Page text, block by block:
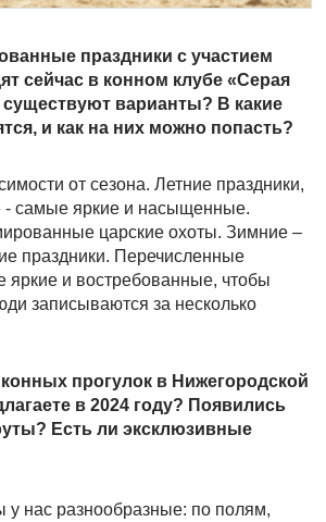
праздники с участием
сейчас в конном клубе «Серая
варианты? В какие
и как на них можно попасть?
от сезона. Летние праздники,
- самые яркие и насыщенные.
царские охоты. Зимние –
праздники. Перечисленные
яркие и востребованные, чтобы
записываются за несколько
прогулок в Нижегородской
в 2024 году? Появились
Есть ли эксклюзивные
нас разнообразные: по полям,